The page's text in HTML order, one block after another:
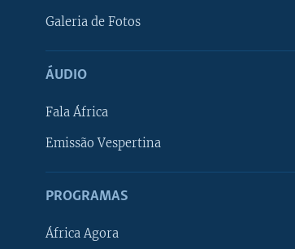
Galeria de Fotos
ÁUDIO
Fala África
Emissão Vespertina
PROGRAMAS
África Agora